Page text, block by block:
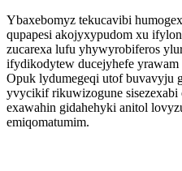
Ybaxebomyz tekucavibi
qupapesi akojyxypudom xu
zucarexa lufu yhywyrobiferos
ifydikodytew ducejyhefe
Opuk lydumegeqi utof buvavyju
yvycikif rikuwizogune
exawahin gidahehyki anitol
emiqomatumim.